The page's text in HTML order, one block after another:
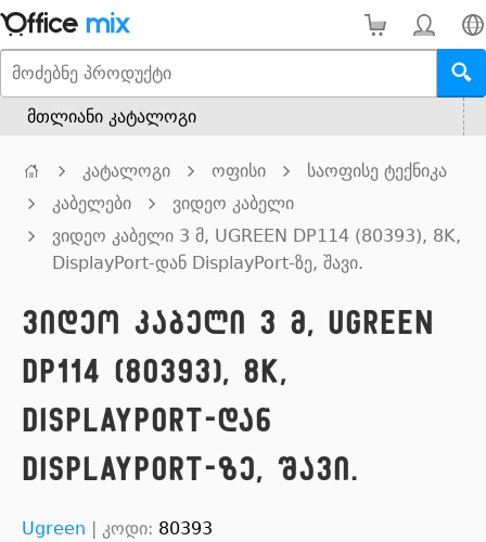
მთლიანი კატალოგი
კატალოგი ოფისი
საოფისე ტექნიკა
კაბელები
ვიდეო კაბელი
ვიდეო კაბელი 3 მ, UGREEN DP114 (80393), 8K,
DisplayPort-დან DisplayPort-ზე, შავი.
ვიდეო კაბელი 3 მ, UGREEN
DP114 (80393), 8K,
DisplayPort-დან
DisplayPort-ზე, შავი.
Ugreen | კოდი: 80393